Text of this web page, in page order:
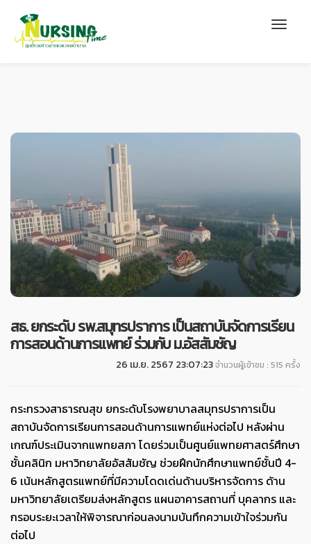
สธ. ยกระดับ รพ.สมุทรปราการ เป็นสถาบันจัดการเรียน
การสอนด้านการแพทย์ ร่วมกับ ม.อัสสัมชัญ
26 เม.ย. 2567 23:07:23จำนวนผู้เข้าชม : 515 ครั้ง
กระทรวงสาธารณสุข ยกระดับโรงพยาบาลสมุทรปราการเป็น
สถาบันจัดการเรียนการสอนด้านการแพทย์แห่งต่อไป หลังผ่าน
เกณฑ์ประเมินจากแพทยสภา โดยร่วมเป็นศูนย์แพทยศาสตร์ศึกษา
ชั้นคลินิก มหาวิทยาลัยอัสสัมชัญ ช่วยฝึกนักศึกษาแพทย์ชั้นปี 4-
6 เน้นหลักสูตรแพทย์ที่มีความโดดเด่นด้านบริหารจัดการ ด้าน
มหาวิทยาลัยเตรียมส่งหลักสูตร แผนอาคารสถานที่ บุคลากร และ
กรอบระยะเวลาให้พิจารณาก่อนลงนามบันทึกความเข้าใจร่วมกัน
ต่อไป